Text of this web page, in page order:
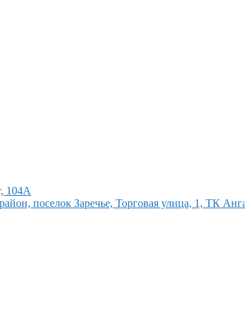
104А
поселок Заречье, Торговая улица, 1, ТК